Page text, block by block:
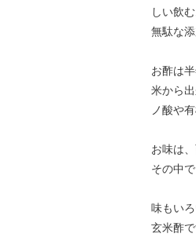
しい飲
無駄な
お酢は
米から
ノ酸や
お味は
その中
味もい
玄米酢